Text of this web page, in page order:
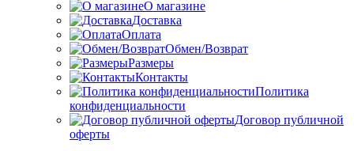
О магазине
Доставка
Оплата
Обмен/Возврат
Размеры
Контакты
Политика
конфиденциальности
Договор публичной
оферты